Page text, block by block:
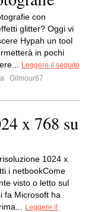
con
glitter? Oggi vi
Hypah un tool
in pochi
Leggere il seguito
Gilmour67
x 768 su
1024 x
i netbookCome
visto o letto sul
fa Microsoft ha
Leggere il